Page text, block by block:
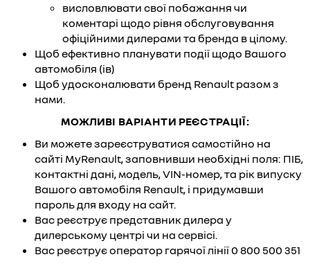
висловлювати свої побажання чи
коментарі щодо рівня обслуговування
офіційними дилерами та бренда в цілому.
Щоб ефективно планувати події щодо Вашого
автомобіля (ів)
Щоб удосконалювати бренд Renault разом з
нами.
МОЖЛИВІ ВАРІАНТИ РЕЄСТРАЦІЇ:
Ви можете зареєструватися самостійно на
сайті MyRenault, заповнивши необхідні поля: ПІБ,
контактні дані, модель, VIN-номер, та рік випуску
Вашого автомобіля Renault, і придумавши
пароль для входу на сайт.
Вас реєструє представник дилера у
дилерському центрі чи на сервісі.
Вас реєструє оператор гарячої лінії 0 800 500 351